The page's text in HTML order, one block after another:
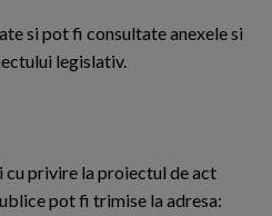
si pot fi consultate anexele si
legislativ.
cu privire la proiectul de act
pot fi trimise la adresa: